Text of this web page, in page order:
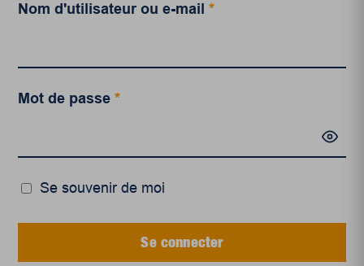
Nom d'utilisateur ou e-mail*
Mot de passe*
Se souvenir de moi
Se connecter